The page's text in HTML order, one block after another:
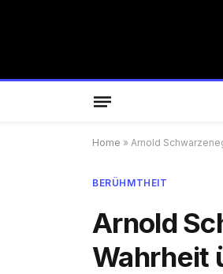
Home » Arnold
BERÜHMTHEIT
Arnold
Wahrheit